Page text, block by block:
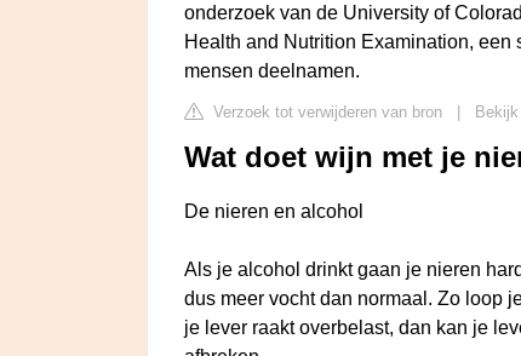
onderzoek van de University of
Health and Nutrition Examination,
mensen deelnamen.
Verzoek tot verwijderen van bron
Wat doet wijn met je
De nieren en alcohol
Als je alcohol drinkt gaan je nieren
dus meer vocht dan normaal. Zo loop
je lever raakt overbelast, dan kan je